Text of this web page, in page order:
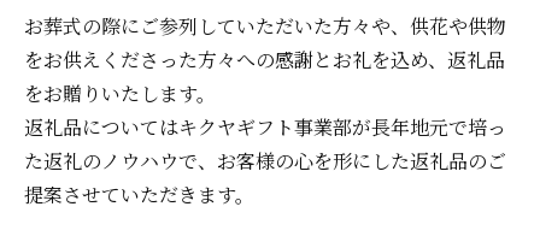
かいばらプラン一覧
お問い合せ
お葬式の際にご参列していただいた方々や、 供花や供物
をお供えくださった方々への感謝とお礼を込め、返礼品
をお贈りいたします。
返礼品についてはキクヤギフト事業部が長年地元で培っ
た返礼のノウハウで、 お客様の心を形にした返礼品のご
提案させていただきます。